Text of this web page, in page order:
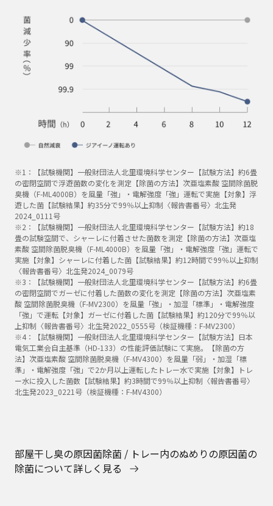
※1：【試験機関】一般財団法人北里環境科学センター【試験方法】約6畳
の密閉空間で浮遊菌数の変化を測定【除菌の方法】次亜塩素酸 空間除菌脱
臭機（F-ML4000B）を風量「強」・電解強度「強」運転で実施【対象】浮
遊した菌【試験結果】約35分で99％以上抑制〈報告書番号〉北生発
2024_0111号
※2：【試験機関】一般財団法人北里環境科学センター【試験方法】約18
畳の試験空間で、シャーレに付着させた菌数を測定【除菌の方法】次亜塩
素酸 空間除菌脱臭機（F-ML4000B）を風量「強」・電解強度「強」運転で
実施【対象】シャーレに付着した菌【試験結果】約12時間で99％以上抑制
〈報告書番号〉北生発2024_0079号
※3：【試験機関】一般財団法人北里環境科学センター【試験方法】約6畳
の密閉空間でガーゼに付着した菌数の変化を測定【除菌の方法】次亜塩素
酸 空間除菌脱臭機（F-MV2300）を風量「強」・加湿「標準」・電解強度
「強」で運転【対象】ガーゼに付着した菌【試験結果】約120分で99％以
上抑制〈報告書番号〉北生発2022_0555号（検証機種：F-MV2300）
※4：【試験機関】一般財団法人北里環境科学センター【試験方法】日本
電気工業会自主基準（HD-133）の性能評価試験にて実施。【除菌の方
法】次亜塩素酸 空間除菌脱臭機（F-MV4300）を風量「弱」・加湿「標
準」・電解強度「強」で2か月以上運転したトレー水で実施【対象】トレ
ー水に投入した菌数【試験結果】約3時間で99％以上抑制〈報告書番号〉
北生発2023_0221号（検証機種：F-MV4300）
部屋干し臭の原因菌除菌 / トレー内のぬめりの原因菌の
除菌について詳しく見る